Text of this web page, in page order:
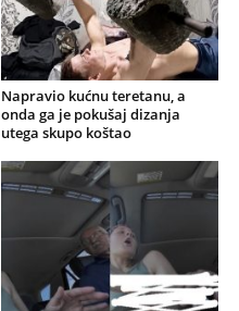
Napravio kućnu teretanu, a
onda ga je pokušaj dizanja
utega skupo koštao